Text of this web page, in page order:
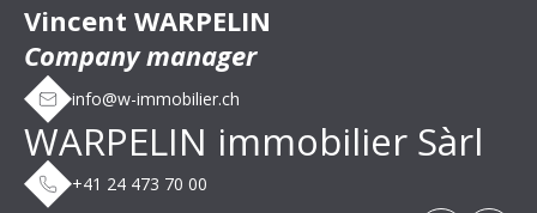
Vincent WARPELIN
Company manager
info@w-immobilier.ch
WARPELIN immobilier Sàrl
+41 24 473 70 00